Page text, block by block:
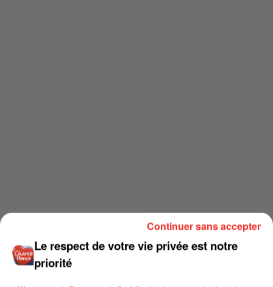
Le respect de votre vie privée est notre
priorité
Continuer sans accepter